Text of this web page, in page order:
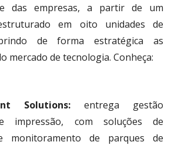
das empresas, a partir de um
em oito unidades de
de forma estratégica as
mercado de tecnologia. Conheça:
Solutions: entrega gestão
impressão, com soluções de
monitoramento de parques de